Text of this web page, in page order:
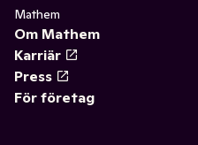
Mathem
Om Mathem
Karriär
Press
För företag